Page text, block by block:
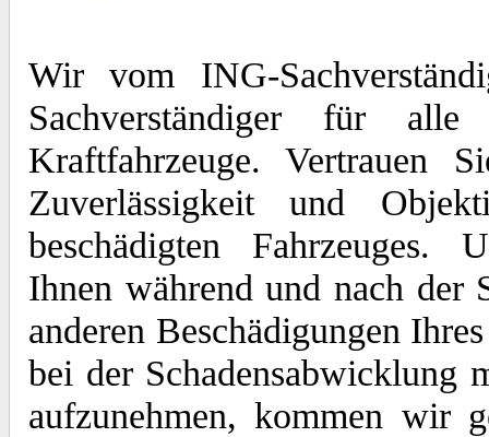
Wir vom ING-
Sachverständiger für
Kraftfahrzeuge. Vertrauen
Zuverlässigkeit und
beschädigten Fahrzeuges.
Ihnen während und nach der
anderen Beschädigungen
bei der Schadensabwicklung
aufzunehmen, kommen wir